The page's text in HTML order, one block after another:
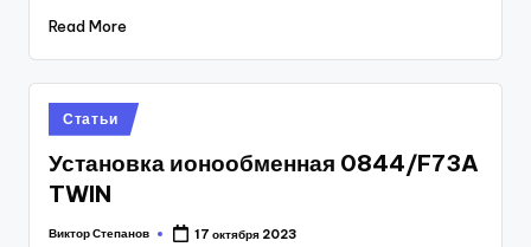
Read More
Posted
in
Статьи
Установка ионообменная 0844/F73A
TWIN
Posted
Виктор Степанов 17 октября 2023